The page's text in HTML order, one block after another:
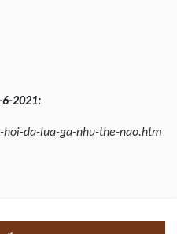
2021:
da-lua-ga-nhu-the-nao.htm